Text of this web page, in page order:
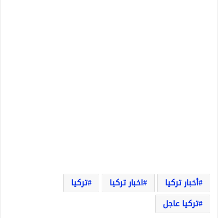
أخبار تركيا اخبار تركيا
تركيا
تركيا عاجل